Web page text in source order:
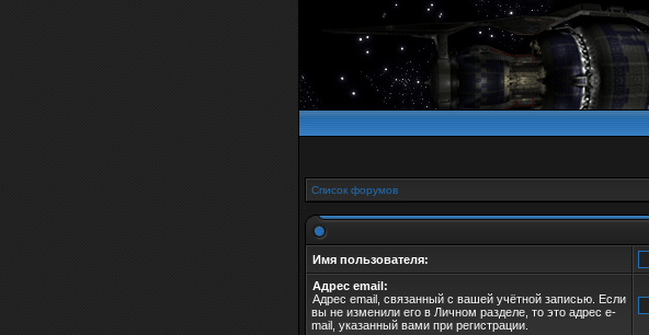
Список форумов
Имя пользователя:
Адрес email:
Адрес email, связанный с вашей учётной записью. Если
вы не изменили его в Личном разделе, то это адрес e-
mail, указанный вами при регистрации.